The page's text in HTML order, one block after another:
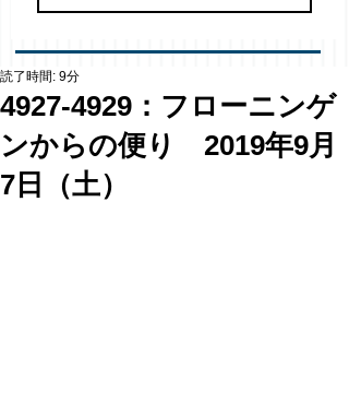
4927-4929：フローニンゲ
ンからの便り 2019年9月
7日（土）
読了時間: 9分